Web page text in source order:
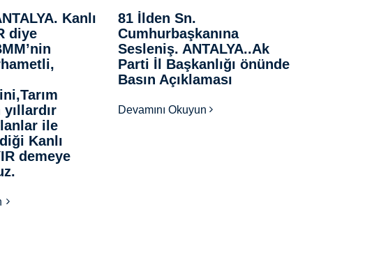
Kanlı
diye
yıllardır
ile
Kanlı
demeye
81 İlden Sn.
Cumhurbaşkanına
Sesleniş. ANTALYA..Ak
Parti İl Başkanlığı önünde
Basın Açıklaması
Devamını Okuyun